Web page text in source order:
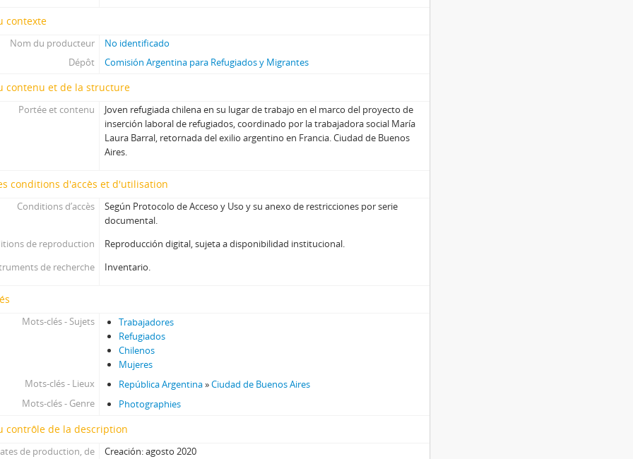
contexte
Nom du producteur
No identificado
Dépôt
Comisión Argentina para Refugiados y Migrantes
contenu et de la structure
Portée et contenu
Joven refugiada chilena en su lugar de trabajo en el marco del proyecto de
inserción laboral de refugiados, coordinado por la trabajadora social María
Laura Barral, retornada del exilio argentino en Francia. Ciudad de Buenos
Aires.
conditions d'accès et d'utilisation
Conditions d’accès
Según Protocolo de Acceso y Uso y su anexo de restricciones por serie
documental.
de reproduction
Reproducción digital, sujeta a disponibilidad institucional.
de recherche
Inventario.
Mots-clés - Sujets
Trabajadores
Refugiados
Chilenos
Mujeres
Mots-clés - Lieux
República Argentina»Ciudad de Buenos Aires
Mots-clés - Genre
Photographies
contrôle de la description
de production, de Creación: agosto 2020